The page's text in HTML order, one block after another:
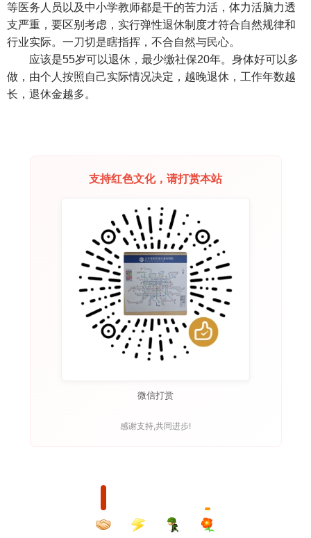
等医务人员以及中小学教师都是干的苦力活，体力活脑力透
支严重，要区别考虑，实行弹性退休制度才符合自然规律和
行业实际。一刀切是瞎指挥，不合自然与民心。
应该是55岁可以退休，最少缴社保20年。身体好可以多
做，由个人按照自己实际情况决定，越晚退休，工作年数越
长，退休金越多。
支持红色文化，请打赏本站
微信打赏
感谢支持,共同进步!